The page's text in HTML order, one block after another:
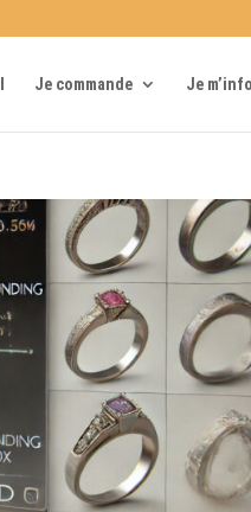
Je commande Je